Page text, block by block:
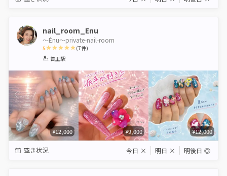
nail_room_Enu
〜Énu〜private-nail-room
5
1 2 3 4
(7件)
首里駅
¥12,000 ¥9,000 ¥12,000
空き状況 今日 × 明日 × 明後日 ◎